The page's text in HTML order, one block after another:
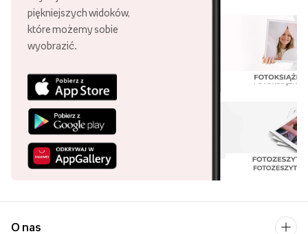
piękniejszych widoków,
które możemy sobie
wyobrazić.
O nas